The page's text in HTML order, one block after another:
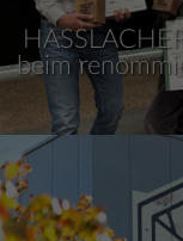
beim